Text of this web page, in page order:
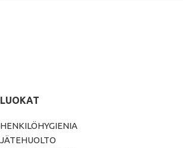
LUOKAT
HENKILÖHYGIENIA
JÄTEHUOLTO